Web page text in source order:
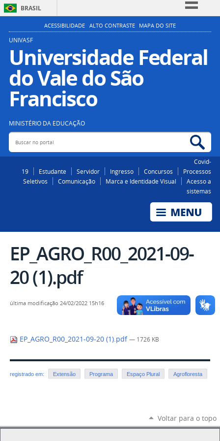
BRASIL
Simplifique!
Participe
Acesso à informação
Legislação
ACESSIBILIDADE ALTO CONTRASTE MAPA DO SITE
UNIVASF
Universidade Federal
do Vale do São
Francisco
MINISTÉRIO DA EDUCAÇÃO
Buscar no portal
Covid-
19
Estudante Servidor Ingresso Concursos
Processos
Seletivos
Comunicação Marca e Identidade Visual
Acesso a
sistemas
EP_AGRO_R00_2021-09-
20 (1).pdf
última modificação 24/02/2022 15h16
EP_AGRO_R00_2021-09-20 (1).pdf — 1726 KB
registrado em: Extensão Programa Espaço Plural Agrofloresta
Voltar para o topo